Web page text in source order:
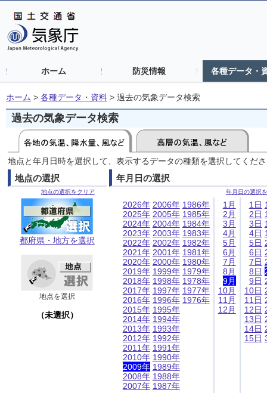
ホーム 防災情報 各種データ・
ホーム > 各種データ・資料 > 過去の気象データ検索
過去の気象データ検索
地点と年月日時を選択して、表示するデータの種類を選択してくだ
地点の選択
地点の選択をクリア
都府県・地方を選択
地点を選択
（未選択）
年月日の選択
年月日の選択
2026年
2025年
2024年
2023年
2022年
2021年
2020年
2019年
2018年
2017年
2016年
2015年
2014年
2013年
2012年
2011年
2010年
2009年
2008年
2007年
2006年
2005年
2004年
2003年
2002年
2001年
2000年
1999年
1998年
1997年
1996年
1995年
1994年
1993年
1992年
1991年
1990年
1989年
1988年
1987年
1986年
1985年
1984年
1983年
1982年
1981年
1980年
1979年
1978年
1977年
1976年
1月
2月
3月
4月
5月
6月
7月
8月
9月
10月
11月
12月
1日
2日
3日
4日
5日
6日
7日
8日
9日
10日
11日
12日
13日
14日
15日